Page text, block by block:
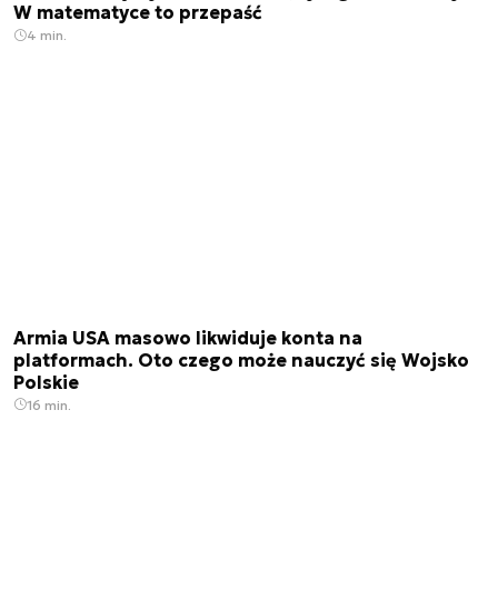
W matematyce to przepaść
4 min.
Armia USA masowo likwiduje konta na
platformach. Oto czego może nauczyć się Wojsko
Polskie
16 min.